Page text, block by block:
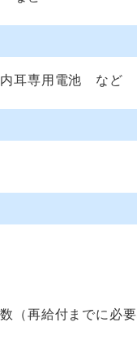
内耳専用電池 など
（再給付までに必